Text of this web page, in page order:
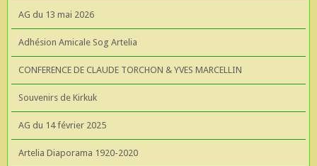
AG 2026 du 13 mai
AG du 13 mai 2026
Adhésion Amicale Sog Artelia
CONFERENCE DE CLAUDE TORCHON & YVES MARCELLIN
Souvenirs de Kirkuk
AG du 14 février 2025
Artelia Diaporama 1920-2020